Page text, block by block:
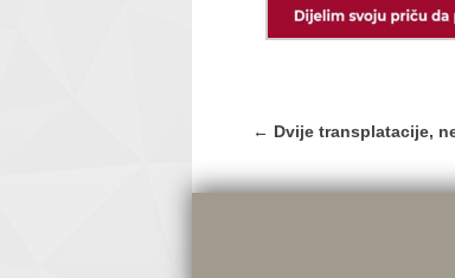
Post
← Dvije transplatacije,